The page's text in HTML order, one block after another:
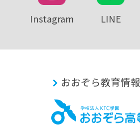
Instagram LINE
おおぞら教育情